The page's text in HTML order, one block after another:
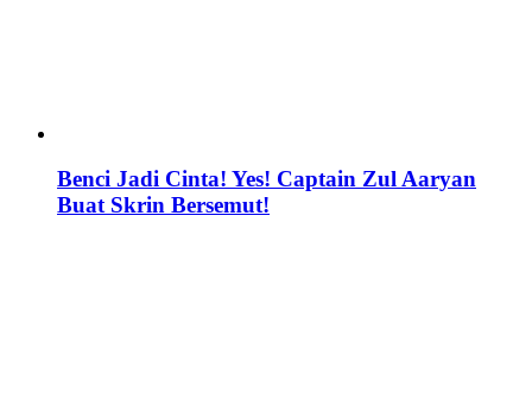
Benci Jadi Cinta! Yes! Captain Zul Aaryan
Buat Skrin Bersemut!